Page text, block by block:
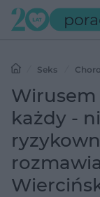
Seks
każdy - nie tylko o
Wirusem
każdy -